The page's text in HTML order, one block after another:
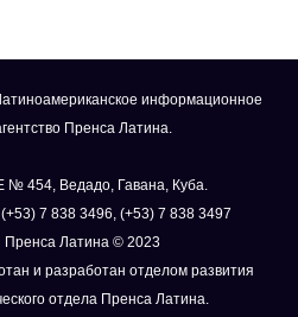
информационное
Пренса Латина.
№ 454, Ведадо, Гавана, Куба.
7 838 3496, (+53) 7 838 3497
Пренса Латина © 2023
и разработан отделом развития
отдела Пренса Латина.